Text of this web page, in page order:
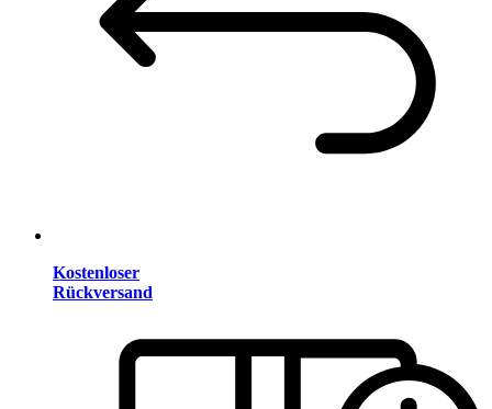
Kostenloser
Rückversand